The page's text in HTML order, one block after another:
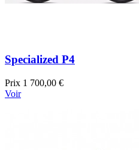
Specialized P4
Prix 1 700,00 €
Voir